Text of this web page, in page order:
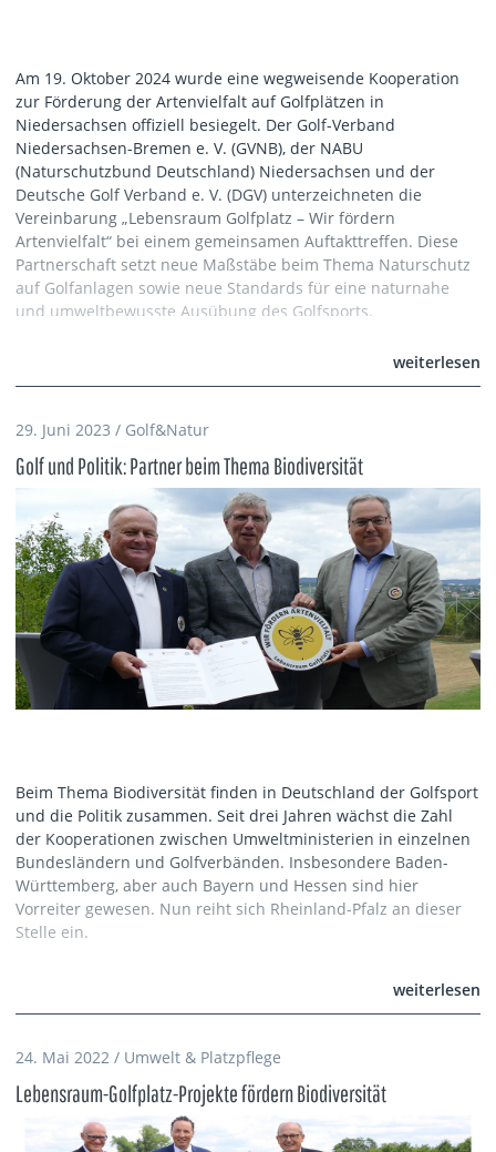
Am 19. Oktober 2024 wurde eine wegweisende Kooperation
zur Förderung der Artenvielfalt auf Golfplätzen in
Niedersachsen offiziell besiegelt. Der Golf-Verband
Niedersachsen-Bremen e. V. (GVNB), der NABU
(Naturschutzbund Deutschland) Niedersachsen und der
Deutsche Golf Verband e. V. (DGV) unterzeichneten die
Vereinbarung „Lebensraum Golfplatz – Wir fördern
Artenvielfalt“ bei einem gemeinsamen Auftakttreffen. Diese
Partnerschaft setzt neue Maßstäbe beim Thema Naturschutz
auf Golfanlagen sowie neue Standards für eine naturnahe
und umweltbewusste Ausübung des Golfsports.
weiterlesen
29. Juni 2023 / Golf&Natur
Golf und Politik: Partner beim Thema Biodiversität
Beim Thema Biodiversität finden in Deutschland der Golfsport
und die Politik zusammen. Seit drei Jahren wächst die Zahl
der Kooperationen zwischen Umweltministerien in einzelnen
Bundesländern und Golfverbänden. Insbesondere Baden-
Württemberg, aber auch Bayern und Hessen sind hier
Vorreiter gewesen. Nun reiht sich Rheinland-Pfalz an dieser
Stelle ein.
weiterlesen
24. Mai 2022 / Umwelt & Platzpflege
Lebensraum-Golfplatz-Projekte fördern Biodiversität